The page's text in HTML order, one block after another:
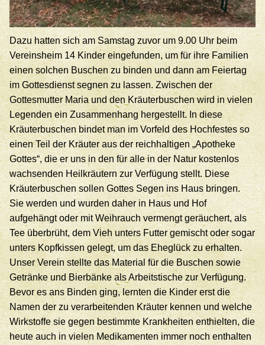
Dazu hatten sich am Samstag zuvor um 9.00 Uhr beim
Vereinsheim 14 Kinder eingefunden, um für ihre Familien
einen solchen Buschen zu binden und dann am Feiertag
im Gottesdienst segnen zu lassen. Zwischen der
Gottesmutter Maria und den Kräuterbuschen wird in vielen
Legenden ein Zusammenhang hergestellt. In diese
Kräuterbuschen bindet man im Vorfeld des Hochfestes so
einen Teil der Kräuter aus der reichhaltigen „Apotheke
Gottes“, die er uns in den für alle in der Natur kostenlos
wachsenden Heilkräutern zur Verfügung stellt. Diese
Kräuterbuschen sollen Gottes Segen ins Haus bringen.
Sie werden und wurden daher in Haus und Hof
aufgehängt oder mit Weihrauch vermengt geräuchert, als
Tee überbrüht, dem Vieh unters Futter gemischt oder sogar
unters Kopfkissen gelegt, um das Eheglück zu erhalten.
Unser Verein stellte das Material für die Buschen sowie
Getränke und Bierbänke als Arbeitstische zur Verfügung.
Bevor es ans Binden ging, lernten die Kinder erst die
Namen der zu verarbeitenden Kräuter kennen und welche
Wirkstoffe sie gegen bestimmte Krankheiten enthielten, die
heute auch in vielen Medikamenten immer noch enthalten